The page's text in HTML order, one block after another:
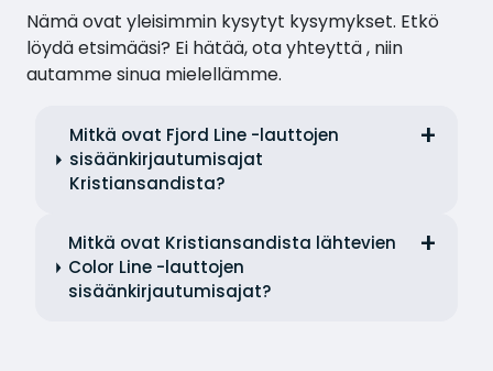
Nämä ovat yleisimmin kysytyt kysymykset. Etkö
löydä etsimääsi? Ei hätää, ota yhteyttä , niin
autamme sinua mielellämme.
Mitkä ovat Fjord Line -lauttojen
sisäänkirjautumisajat
Kristiansandista?
Mitkä ovat Kristiansandista lähtevien
Color Line -lauttojen
sisäänkirjautumisajat?